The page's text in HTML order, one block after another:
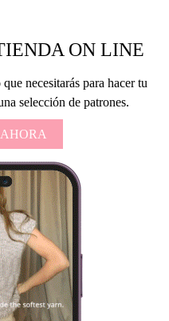
ON LINE
necesitarás para hacer tu
selección de patrones.